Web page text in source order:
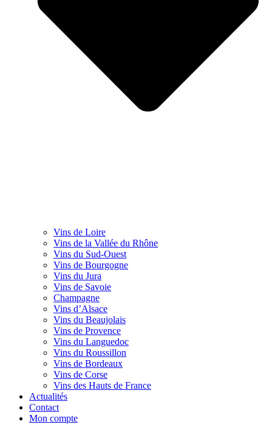
Vins de Loire
Vins de la Vallée du Rhône
Vins du Sud-Ouest
Vins de Bourgogne
Vins du Jura
Vins de Savoie
Champagne
Vins d’Alsace
Vins du Beaujolais
Vins de Provence
Vins du Languedoc
Vins du Roussillon
Vins de Bordeaux
Vins de Corse
Vins des Hauts de France
Actualités
Contact
Mon compte